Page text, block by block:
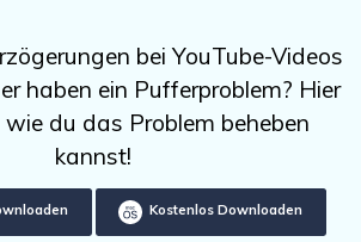
Kostenlos Testen
kostenlos
gel?schte Daten kostenlos
ALLE FUNKTIONEN ENTDECKEN
bei YouTube-Videos
haben ein Pufferproblem? Hier
du das Problem beheben
kannst!
Kostenlos Downloaden